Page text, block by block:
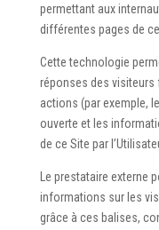
permettant aux
différentes pages de
Cette technologie
réponses des visiteurs
actions (par exemple,
ouverte et les
de ce Site par
Le prestataire externe
informations sur les
grâce à ces balises,